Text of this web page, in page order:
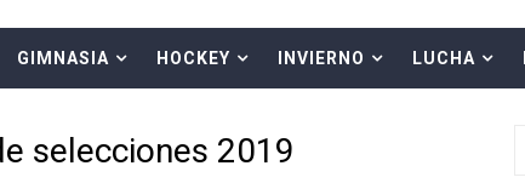
desbancan una semana después a The Demand por
GIMNASIA HOCKEY INVIERNO LUCHA
selecciones 2019